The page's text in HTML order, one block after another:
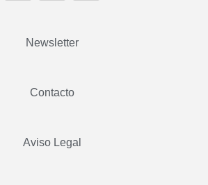
Newsletter
Contacto
Aviso Legal